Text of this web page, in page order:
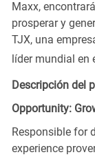
Maxx,
prosperar y
TJX, una
líder mundial en
Descripción del
Opportunity:
Responsible for
experience